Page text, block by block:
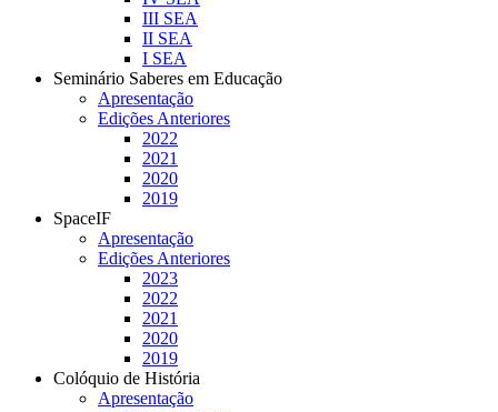
III SEA
II SEA
I SEA
Seminário Saberes em Educação
Apresentação
Edições Anteriores
2022
2021
2020
2019
SpaceIF
Apresentação
Edições Anteriores
2023
2022
2021
2020
2019
Colóquio de História
Apresentação